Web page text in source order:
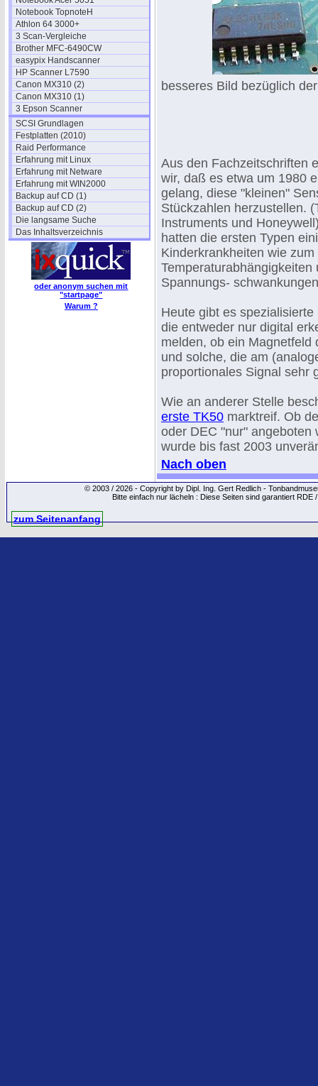
Notebook TopnoteH
Athlon 64 3000+
3 Scan-Vergleiche
Brother MFC-6490CW
easypix Handscanner
HP Scanner L7590
Canon MX310 (2)
Canon MX310 (1)
3 Epson Scanner
SCSI Grundlagen
Festplatten (2010)
Raid Performance
Erfahrung mit Linux
Erfahrung mit Netware
Erfahrung mit WIN2000
Backup auf CD (1)
Backup auf CD (2)
Die langsame Suche
Das Inhaltsverzeichnis
oder anonym suchen mit
"startpage"
Warum ?
besseres Bild bezüglich
Aus den Fachzeitschriften
wir, daß es etwa um 1980
gelang, diese "kleinen"
Stückzahlen herzustellen.
Instruments und
hatten die ersten Typen
Kinderkrankheiten wie zum
Temperaturabhängigkeiten
Spannungs-
Heute gibt es spezialisierte
die entweder nur digital
melden, ob ein Magnetfeld
und solche, die am
proportionales Signal sehr
Wie an anderer Stelle
erste TK50 marktreif. Ob
oder DEC "nur" angeboten
wurde bis fast 2003
Nach oben
© 2003 / 2026 - Copyright by Dipl. Ing. Gert Redlich -
Bitte einfach nur lächeln : Diese Seiten sind garantiert
zum Seitenanfang